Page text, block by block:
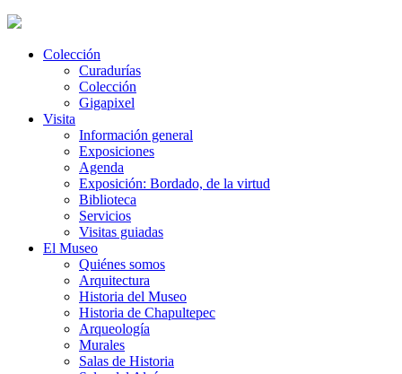
Colección
Curadurías
Colección
Gigapixel
Visita
Información general
Exposiciones
Agenda
Exposición: Bordado, de la virtud
Biblioteca
Servicios
Visitas guiadas
El Museo
Quiénes somos
Arquitectura
Historia del Museo
Historia de Chapultepec
Arqueología
Murales
Salas de Historia